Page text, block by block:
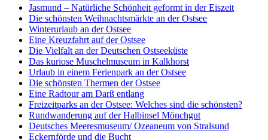
Jasmund – Natürliche Schönheit geformt in der Eiszeit
Die schönsten Weihnachtsmärkte an der Ostsee
Winterurlaub an der Ostsee
Eine Kreuzfahrt auf der Ostsee
Die Vielfalt an der Deutschen Ostseeküste
Das kuriose Muschelmuseum in Kalkhorst
Urlaub in einem Ferienpark an der Ostsee
Die schönsten Thermen der Ostsee
Eine Radtour am Darß entlang
Freizeitparks an der Ostsee: Welches sind die schönsten?
Rundwanderung auf der Halbinsel Mönchgut
Deutsches Meeresmuseum/ Ozeaneum von Stralsund
Eckernförde und die Bucht